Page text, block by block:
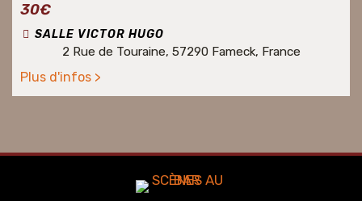
30€
SALLE VICTOR HUGO
2 Rue de Touraine, 57290 Fameck, France
Plus d'infos >